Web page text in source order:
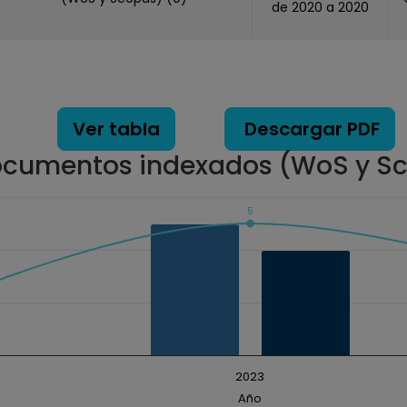
de 2020 a 2020
Ver tabla Descargar PDF
indexados (WoS y
Data ranges from 1 to 5.
Año
5
2023